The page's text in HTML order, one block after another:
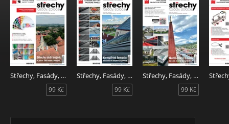
Střechy, Fasády, Izolace 7/2026
99 Kč
Střechy, Fasády, Izolace 6/2026
99 Kč
Střechy, Fasády, Izolace 5/2026
99 Kč